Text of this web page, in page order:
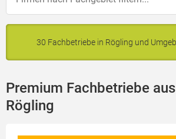
30 Fachbetriebe in Rögling und
Premium Fachbetriebe
Rögling